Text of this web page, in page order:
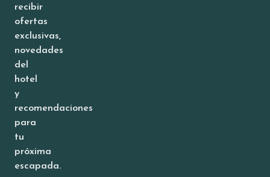
recibir
ofertas
exclusivas,
novedades
del
hotel
y
recomendaciones
para
tu
próxima
escapada.